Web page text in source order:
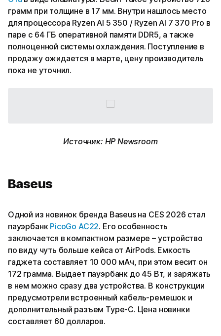
грамм при толщине в 17 мм. Внутри нашлось место
для процессора Ryzen AI 5 350 / Ryzen AI 7 370 Pro в
паре с 64 ГБ оперативной памяти DDR5, а также
полноценной системы охлаждения. Поступление в
продажу ожидается в марте, цену производитель
пока не уточнил.
Источник: HP Newsroom
Baseus
Одной из новинок бренда Baseus на CES 2026 стал
пауэрбанк PicoGo AC22. Его особенность
заключается в компактном размере – устройство
по виду чуть больше кейса от AirPods. Емкость
гаджета составляет 10 000 мАч, при этом весит он
172 грамма. Выдает пауэрбанк до 45 Вт, и заряжать
в нем можно сразу два устройства. В конструкции
предусмотрели встроенный кабель-ремешок и
дополнительный разъем Type-C. Цена новинки
составляет 60 долларов.